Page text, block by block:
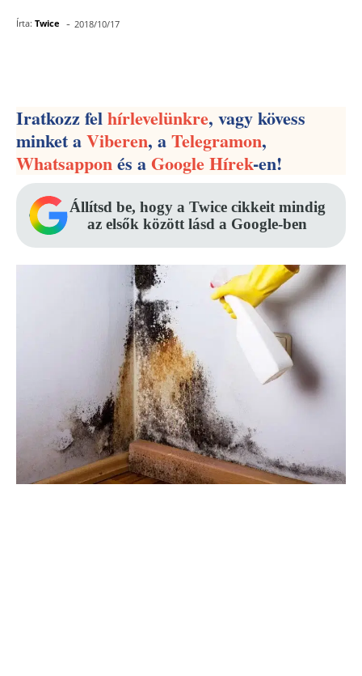
Írta: Twice - 2018/10/17
Iratkozz felhírlevelünkre, vagy kövess
minket aViberen, aTelegramon,
Whatsapponés aGoogle Hírek-en!
Állítsd be, hogy a Twice cikkeit mindig
az elsők között lásd a Google-ben